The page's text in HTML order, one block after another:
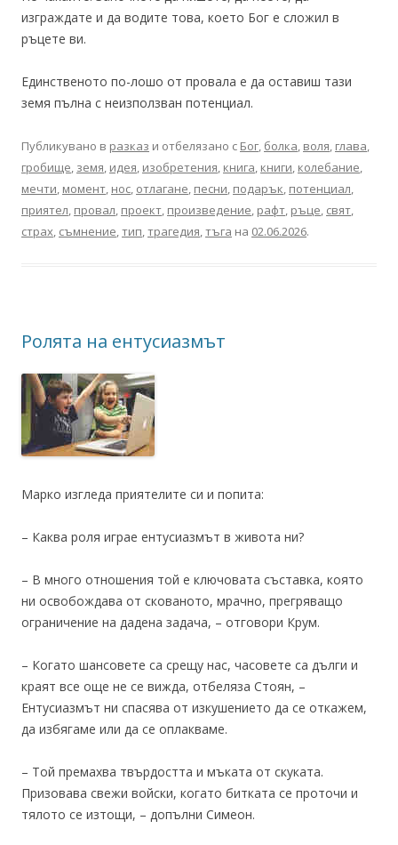
изграждате и да водите това, което Бог е сложил в
ръцете ви.
Единственото по-лошо от провала е да оставиш тази
земя пълна с неизползван потенциал.
Публикувано в разказ и отбелязано с Бог, болка, воля, глава,
гробище, земя, идея, изобретения, книга, книги, колебание,
мечти, момент, нос, отлагане, песни, подарък, потенциал,
приятел, провал, проект, произведение, рафт, ръце, свят,
страх, съмнение,тип,трагедия,тъга на 02.06.2026.
Ролята на ентусиазмът
Марко изгледа приятелите си и попита:
– Каква роля играе ентусиазмът в живота ни?
– В много отношения той е ключовата съставка, която
ни освобождава от скованото, мрачно, прегряващо
ограничение на дадена задача, – отговори Крум.
– Когато шансовете са срещу нас, часовете са дълги и
краят все още не се вижда, отбеляза Стоян, –
Ентусиазмът ни спасява от изкушението да се откажем,
да избягаме или да се оплакваме.
– Той премахва твърдостта и мъката от скуката.
Призовава свежи войски, когато битката се проточи и
тялото се изтощи, – допълни Симеон.